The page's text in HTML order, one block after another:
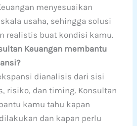
menyesuaikan
usaha, sehingga solusi
realistis buat kondisi kamu.
Keuangan membantu
dianalisis dari sisi
risiko, dan timing. Konsultan
kamu tahu kapan
dan kapan perlu